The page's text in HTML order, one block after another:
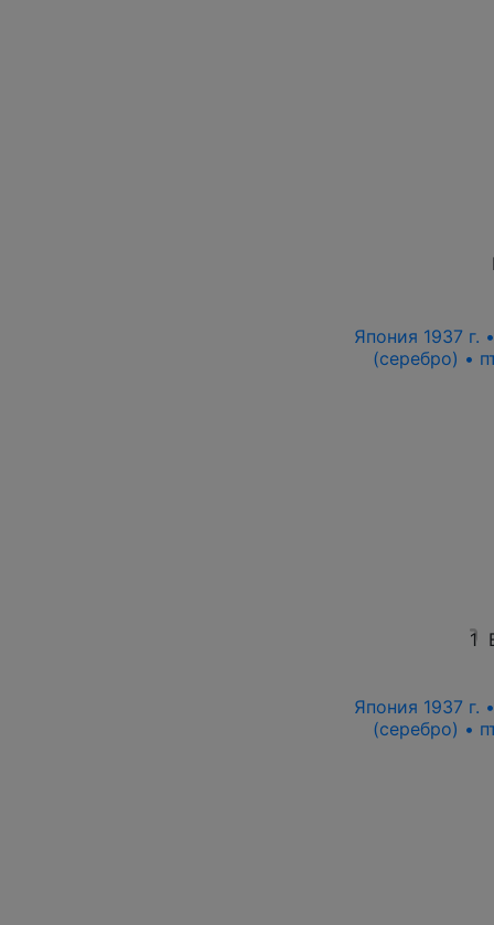
Япония 1937 г.
(серебро) •
1
Япония 1937 г.
(серебро) •